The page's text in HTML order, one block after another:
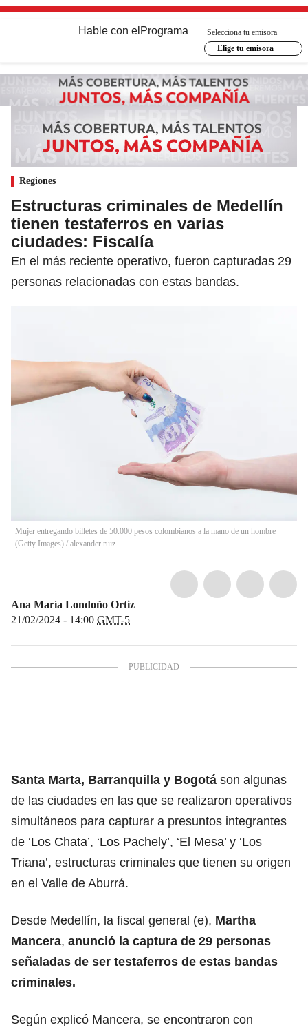
Hable con el Programa
Selecciona tu emisora
Elige tu emisora
Regiones
Estructuras criminales de Medellín
tienen testaferros en varias
ciudades: Fiscalía
En el más reciente operativo, fueron capturadas 29
personas relacionadas con estas bandas.
Mujer entregando billetes de 50.000 pesos colombianos a la mano de un hombre
(Getty Images) / alexander ruiz
Ana María Londoño Ortiz
21/02/2024 - 14:00 GMT-5
Santa Marta, Barranquilla y Bogotá son algunas
de las ciudades en las que se realizaron operativos
simultáneos para capturar a presuntos integrantes
de ‘Los Chata’, ‘Los Pachely’, ‘El Mesa’ y ‘Los
Triana’, estructuras criminales que tienen su origen
en el Valle de Aburrá.
Desde Medellín, la fiscal general (e), Martha
Mancera, anunció la captura de 29 personas
señaladas de ser testaferros de estas bandas
criminales.
Según explicó Mancera, se encontraron con